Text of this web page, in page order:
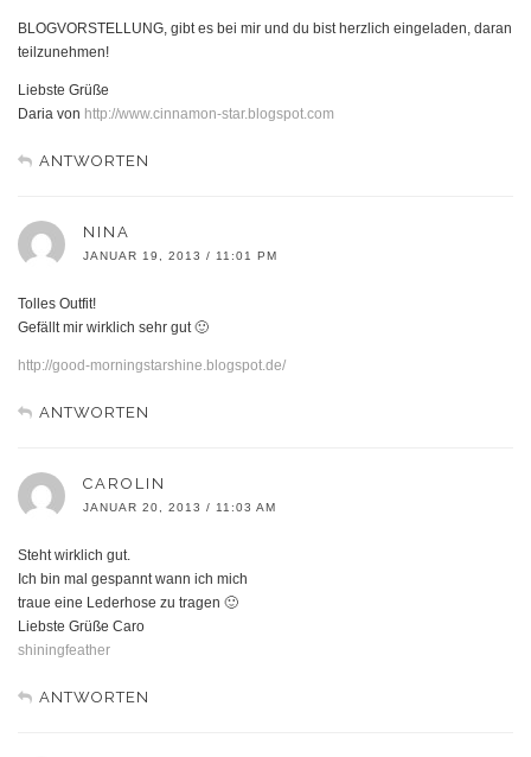
BLOGVORSTELLUNG, gibt es bei mir und du bist herzlich eingeladen, daran
teilzunehmen!
Liebste Grüße
Daria von http://www.cinnamon-star.blogspot.com
ANTWORTEN
NINA
JANUAR 19, 2013 / 11:01 PM
Tolles Outfit!
Gefällt mir wirklich sehr gut 🙂
http://good-morningstarshine.blogspot.de/
ANTWORTEN
CAROLIN
JANUAR 20, 2013 / 11:03 AM
Steht wirklich gut.
Ich bin mal gespannt wann ich mich
traue eine Lederhose zu tragen 🙂
Liebste Grüße Caro
shiningfeather
ANTWORTEN